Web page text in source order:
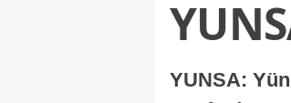
YUNSA: